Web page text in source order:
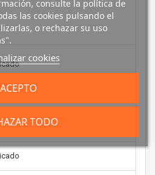
consulte la política de
las cookies pulsando el
o rechazar su uso
cookies
TODO
ACEPTO